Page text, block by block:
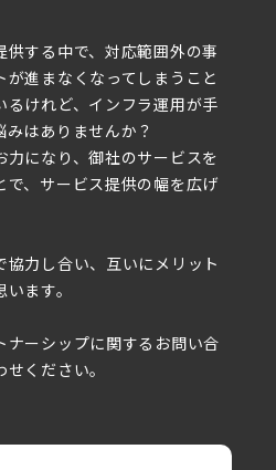
する中で、対応範囲外の事
進まなくなってしまうこと
けれど、インフラ運用が手
はありませんか？
になり、御社のサービスを
、サービス提供の幅を広げ
力し合い、互いにメリット
ます。
ナーシップに関するお問い合
ください。